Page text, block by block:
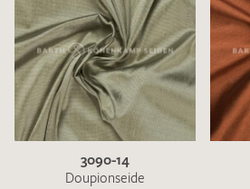
3090-14
Doupionseide